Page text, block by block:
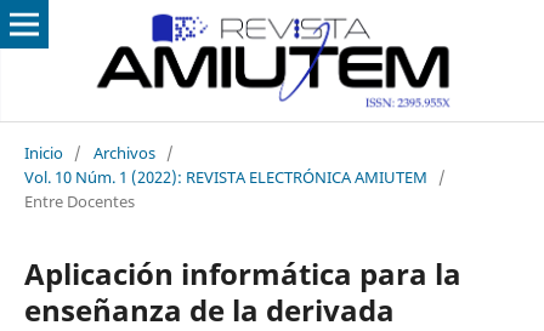
Inicio / Archivos /
Vol. 10 Núm. 1 (2022): REVISTA ELECTRÓNICA AMIUTEM
/
Entre Docentes
Aplicación informática para la
enseñanza de la derivada